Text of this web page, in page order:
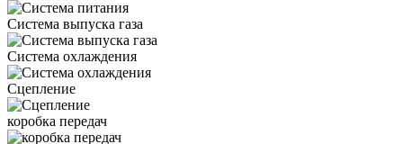
Система выпуска газа
Система охлаждения
Сцепление
коробка передач